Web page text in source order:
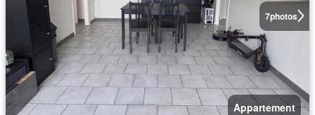
7photos
Appartement